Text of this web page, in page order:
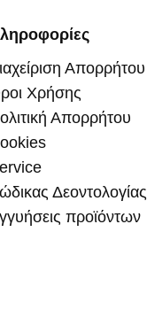
Απορρήτου
Χρήσης
Απορρήτου
Δεοντολογίας
προϊόντων